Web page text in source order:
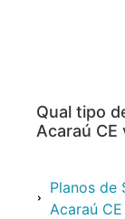
Qual tipo
Acaraú CE
Planos de
Acaraú CE